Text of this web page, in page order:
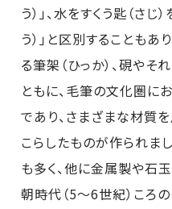
う）｣、水をすくう匙（さ
う）｣と区別することもあ
る筆架（ひっか）、硯やそ
ともに、毛筆の文化圏に
であり、さまざまな材質
こらしたものが作られま
も多く、他に金属製や石
朝時代（5～6世紀）ころ